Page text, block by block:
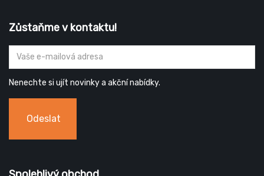
Zůstaňme v kontaktu!
Nenechte si ujít novinky a akční nabídky.
Odeslat